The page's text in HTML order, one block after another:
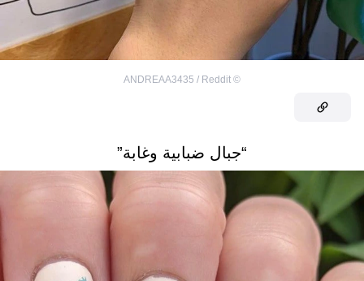
©
ANDREAA3435 / Reddit
“جبال ضبابية وغابة”